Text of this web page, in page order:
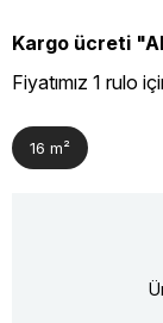
Kargo ücreti
Fiyatımız 1 rulo
16 m²